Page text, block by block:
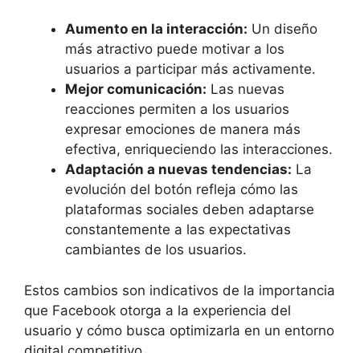
Aumento en la interacción: Un diseño
más atractivo puede motivar a los
usuarios a participar más activamente.
Mejor comunicación: Las nuevas
reacciones permiten a los usuarios
expresar emociones de manera más
efectiva, enriqueciendo las interacciones.
Adaptación a nuevas tendencias: La
evolución del botón refleja cómo las
plataformas sociales deben adaptarse
constantemente a las expectativas
cambiantes de los usuarios.
Estos cambios son indicativos de la importancia
que Facebook otorga a la experiencia del
usuario y cómo busca optimizarla en un entorno